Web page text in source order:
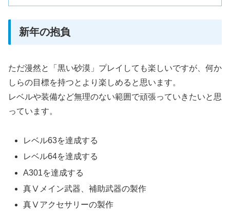
新年の抱負
ただ漫然と「黒い砂漠」プレイしても楽しいですが、何か
しらの目標を持つとより楽しめると思います。
レベルや装備など無理のない範囲で頑張っていきたいと思
っています。
レベル63を達成する
レベル64を達成する
A301を達成する
真Ⅴメイン武器、補助武器の製作
真Ⅴアクセサリーの製作